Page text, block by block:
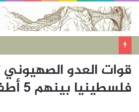
فلسطينيا بينهم 5 أطفال